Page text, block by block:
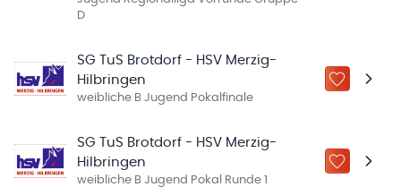
D
SG TuS Brotdorf - HSV Merzig-
Hilbringen
weibliche B Jugend Pokalfinale
ZU „MEINE
SG TuS Brotdorf - HSV Merzig-
Hilbringen
weibliche B Jugend Pokal Runde 1
ZU „MEINE